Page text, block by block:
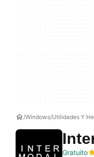
Windows Utilidades Y
Gratuito